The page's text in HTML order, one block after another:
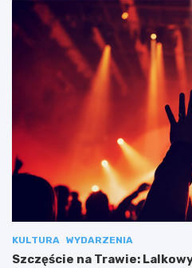
KULTURA WYDARZENIA
Szczęście na Trawie: